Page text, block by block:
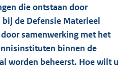
die ontstaan door
de Defensie Materieel
samenwerking met het
binnen de
worden beheerst. Hoe wilt u